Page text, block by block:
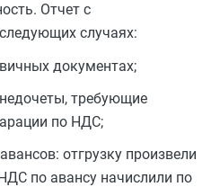
Отчет с
случаях:
документах;
требующие
по НДС;
отгрузку произвели
по авансу начислили по